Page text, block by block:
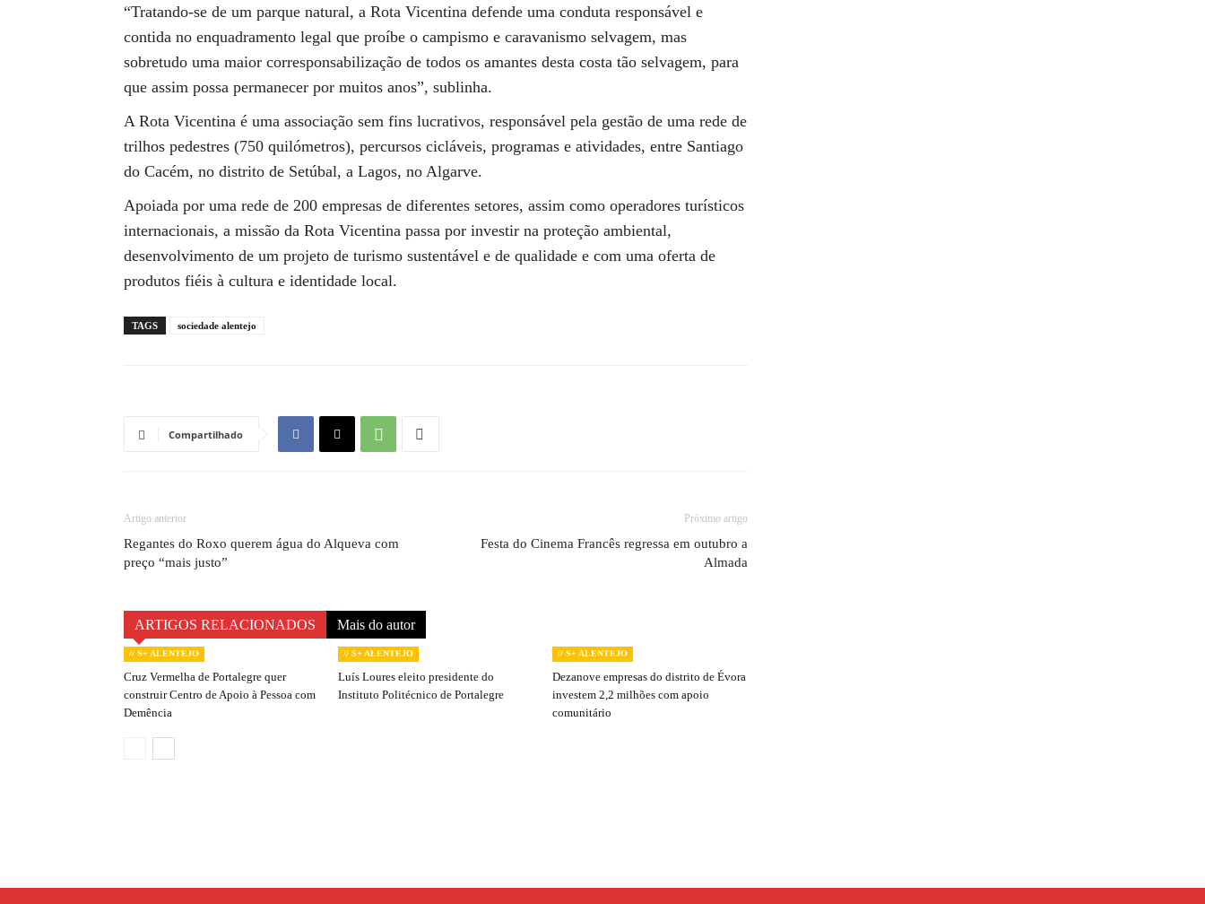
“Tratando-se de um parque natural, a Rota Vicentina defende uma conduta responsável e
contida no enquadramento legal que proíbe o campismo e caravanismo selvagem, mas
sobretudo uma maior corresponsabilização de todos os amantes desta costa tão selvagem, para
que assim possa permanecer por muitos anos”, sublinha.
A Rota Vicentina é uma associação sem fins lucrativos, responsável pela gestão de uma rede de
trilhos pedestres (750 quilómetros), percursos cicláveis, programas e atividades, entre Santiago
do Cacém, no distrito de Setúbal, a Lagos, no Algarve.
Apoiada por uma rede de 200 empresas de diferentes setores, assim como operadores turísticos
internacionais, a missão da Rota Vicentina passa por investir na proteção ambiental,
desenvolvimento de um projeto de turismo sustentável e de qualidade e com uma oferta de
produtos fiéis à cultura e identidade local.
TAGS sociedade alentejo
Compartilhado
Artigo anterior
Regantes do Roxo querem água do Alqueva com
preço “mais justo”
Próximo artigo
Festa do Cinema Francês regressa em outubro a
Almada
ARTIGOS RELACIONADOS Mais do autor
// S+ ALENTEJO
Cruz Vermelha de Portalegre quer
construir Centro de Apoio à Pessoa com
Demência
// S+ ALENTEJO
Luís Loures eleito presidente do
Instituto Politécnico de Portalegre
// S+ ALENTEJO
Dezanove empresas do distrito de Évora
investem 2,2 milhões com apoio
comunitário